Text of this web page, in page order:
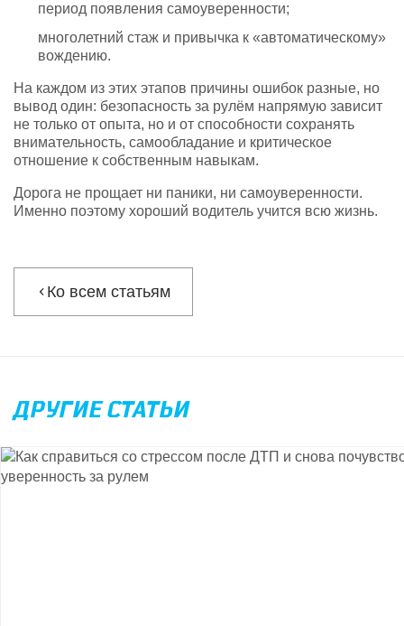
период появления самоуверенности;
многолетний стаж и привычка к «автоматическому»
вождению.
На каждом из этих этапов причины ошибок разные, но
вывод один: безопасность за рулём напрямую зависит
не только от опыта, но и от способности сохранять
внимательность, самообладание и критическое
отношение к собственным навыкам.
Дорога не прощает ни паники, ни самоуверенности.
Именно поэтому хороший водитель учится всю жизнь.
Ко всем статьям
ДРУГИЕ СТАТЬИ